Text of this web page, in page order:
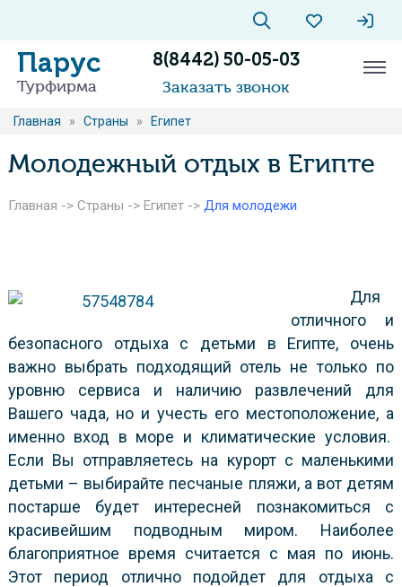
Парус
Турфирма
8(8442) 50-05-03
Заказать звонок
Главная » Страны » Египет
Молодежный отдых в Египте
Главная -> Страны -> Египет-> Для молодежи
Для
отличного и
безопасного отдыха с детьми в Египте, очень
важно выбрать подходящий отель не только по
уровню сервиса и наличию развлечений для
Вашего чада, но и учесть его местоположение, а
именно вход в море и климатические условия.
Если Вы отправляетесь на курорт с маленькими
детьми – выбирайте песчаные пляжи, а вот детям
постарше будет интересней познакомиться с
красивейшим подводным миром. Наиболее
благоприятное время считается с мая по июнь.
Этот период отлично подойдет для отдыха с